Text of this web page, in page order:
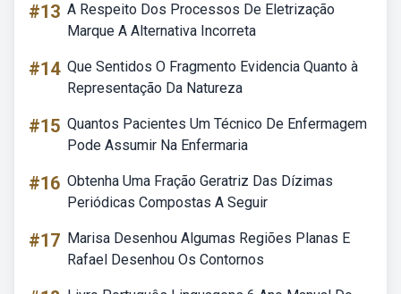
#13 A Respeito Dos Processos De Eletrização
Marque A Alternativa Incorreta
#14 Que Sentidos O Fragmento Evidencia Quanto à
Representação Da Natureza
#15 Quantos Pacientes Um Técnico De Enfermagem
Pode Assumir Na Enfermaria
#16 Obtenha Uma Fração Geratriz Das Dízimas
Periódicas Compostas A Seguir
#17 Marisa Desenhou Algumas Regiões Planas E
Rafael Desenhou Os Contornos